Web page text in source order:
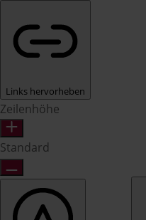
Links hervorheben
Zeilenhöhe
Standard